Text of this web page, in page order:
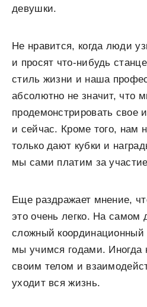
девушки.
Не нравится, когда люди
и просят что-нибудь
стиль жизни и наша
абсолютно не значит, что
продемонстрировать свое
и сейчас. Кроме того, нам
только дают кубки и
мы сами платим за
Еще раздражает мнение,
это очень легко. На самом
сложный координационный
мы учимся годами. Иногда
своим телом и
уходит вся жизнь.